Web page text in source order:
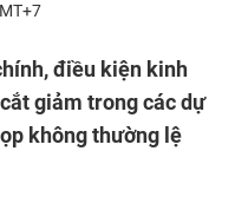
điều kiện kinh
giảm trong các dự
không thường lệ